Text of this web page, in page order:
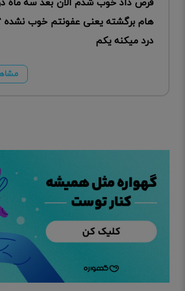
قرص داد خوب شدم الان بعد سه ماه
هام برگشته یعنی عفونتم خوب نشده
درد میکنه یکم
مشاهده